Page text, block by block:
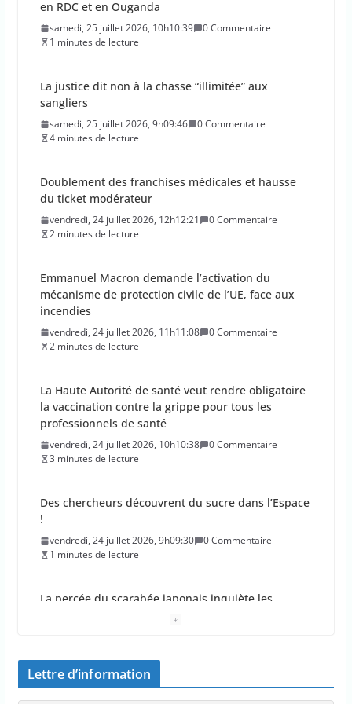
en RDC et en Ouganda
samedi, 25 juillet 2026, 10h10:39
0 Commentaire
1 minutes de lecture
La justice dit non à la chasse “illimitée” aux
sangliers
samedi, 25 juillet 2026, 9h09:46
0 Commentaire
4 minutes de lecture
Doublement des franchises médicales et hausse
du ticket modérateur
vendredi, 24 juillet 2026, 12h12:21
0 Commentaire
2 minutes de lecture
Emmanuel Macron demande l’activation du
mécanisme de protection civile de l’UE, face aux
incendies
vendredi, 24 juillet 2026, 11h11:08
0 Commentaire
2 minutes de lecture
La Haute Autorité de santé veut rendre obligatoire
la vaccination contre la grippe pour tous les
professionnels de santé
vendredi, 24 juillet 2026, 10h10:38
0 Commentaire
3 minutes de lecture
Des chercheurs découvrent du sucre dans l’Espace
!
vendredi, 24 juillet 2026, 9h09:30
0 Commentaire
1 minutes de lecture
La percée du scarabée japonais inquiète les
Lettre d’information